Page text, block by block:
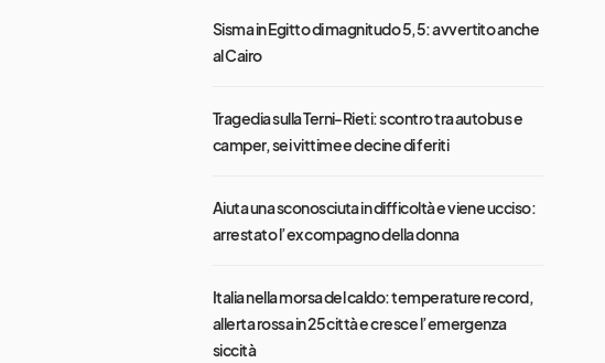
Sisma in Egitto di magnitudo 5,5: avvertito anche
al Cairo
Tragedia sulla Terni-Rieti: scontro tra autobus e
camper, sei vittime e decine di feriti
Aiuta una sconosciuta in difficoltà e viene ucciso:
arrestato l’ex compagno della donna
Italia nella morsa del caldo: temperature record,
allerta rossa in 25 città e cresce l’emergenza
siccità